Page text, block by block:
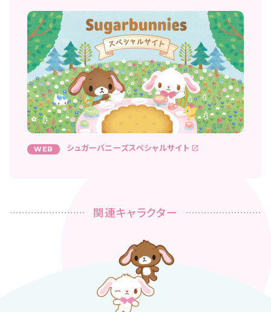
WEB シュガーバニーズスペシャルサイト
関連キャラクター